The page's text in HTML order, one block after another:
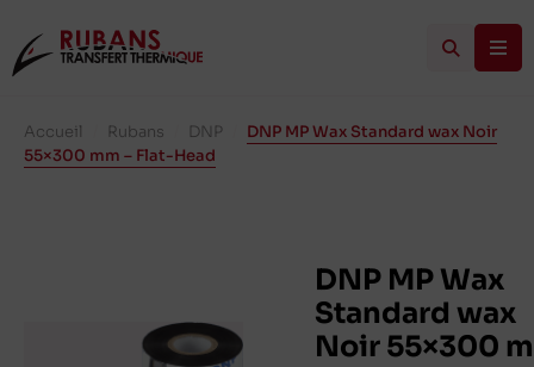
Accueil Rubans DNP
DNP MP Wax Standard wax Noir
55×300 mm – Flat-Head
DNP MP Wax
Standard wax
Noir 55×300